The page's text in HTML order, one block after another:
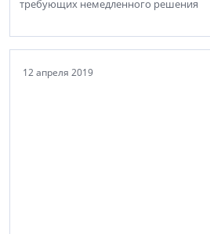
требующих немедленного решения
12 апреля 2019